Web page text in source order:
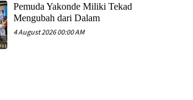
Pemuda Yakonde Miliki Tekad
Mengubah dari Dalam
4 August 2026 00:00 AM